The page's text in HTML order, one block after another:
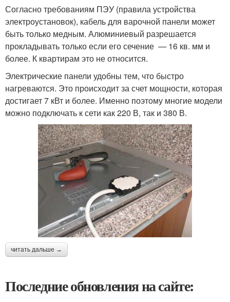
Согласно требованиям ПЭУ (правила устройства
электроустановок), кабель для варочной панели может
быть только медным. Алюминиевый разрешается
прокладывать только если его сечение — 16 кв. мм и
более. К квартирам это не относится.
Электрические панели удобны тем, что быстро
нагреваются. Это происходит за счет мощности, которая
достигает 7 кВт и более. Именно поэтому многие модели
можно подключать к сети как 220 В, так и 380 В.
читать дальше →
Последние обновления на сайте: